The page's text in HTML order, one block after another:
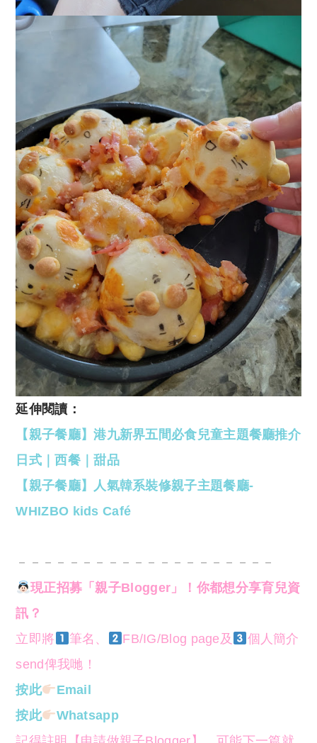
延伸閱讀：
【親子餐廳】港九新界五間必食兒童主題餐廳推介
日式｜西餐｜甜品
【親子餐廳】人氣韓系裝修親子主題餐廳-
WHIZBO kids Café
－－－－－－－－－－－－－－－－－－－－
現正招募「親子Blogger」！你都想分享育兒資
訊？
立即將
筆名、 FB/IG/Blog page及
個人簡介
send俾我哋！
按此
Email
按此
Whatsapp